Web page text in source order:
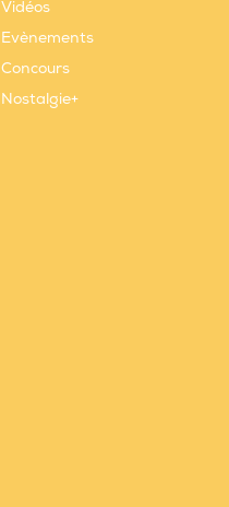
Vidéos
Evènements
Concours
Nostalgie+